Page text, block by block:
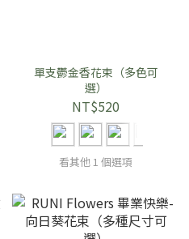
單支鬱金香花束（多色可
選）
NT$520
看其他 1 個選項